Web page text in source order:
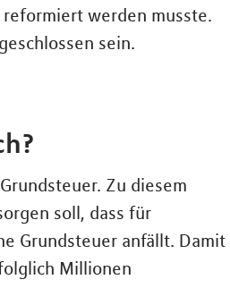
werden musste.
sein.
Zu diesem
soll, dass für
Grundsteuer anfällt. Damit
Millionen